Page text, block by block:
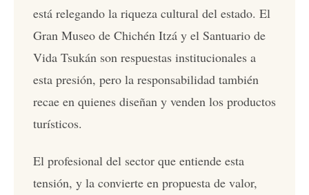
está relegando la riqueza cultural del estado. El
Gran Museo de Chichén Itzá y el Santuario de
Vida Tsukán son respuestas institucionales a
esta presión, pero la responsabilidad también
recae en quienes diseñan y venden los productos
turísticos.
El profesional del sector que entiende esta
tensión, y la convierte en propuesta de valor,